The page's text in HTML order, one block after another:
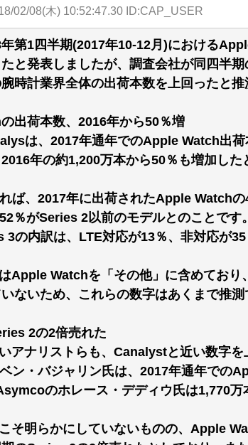
02/08(木) 10:52:47.30 ID:CAP_USER
第1四半期(2017年10‐12月)における
と発表しましたが、調査会社が同四半
時計業界全体の出荷本数を上回ったと推
出荷本数、2016年から50％増
は、2017年通年でのApple Watch出
年の約1,200万本から50％も増加した
ば、2017年に出荷されたApple Watch
％がSeries 2以前のモデルとのことです
の内訳は、LTE対応が13％、非対応が35
Apple Watchを「その他」に含めており
ないため、これらの数字はあくまで推測
2の2倍売れた
アナリストらも、Canalystと近い数字
ン・バジャリン氏は、2017年通年での
のホレース・デディウ氏は1,770万
そ明らかにしていないものの、Apple